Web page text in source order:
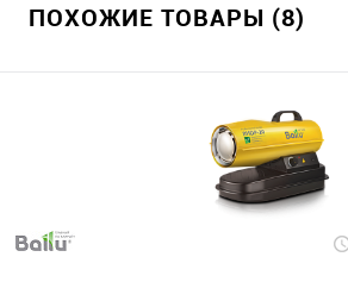
ПОХОЖИЕ ТОВАРЫ (8)